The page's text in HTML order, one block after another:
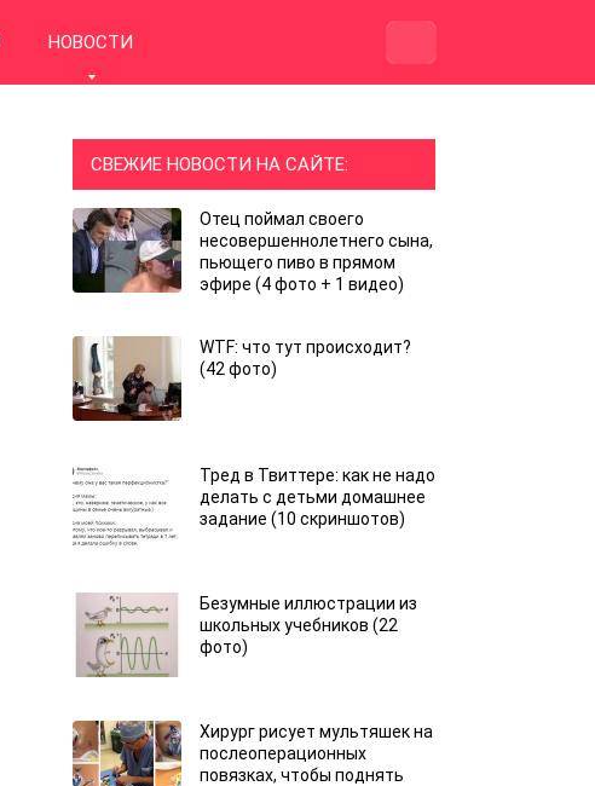
НОВОСТИ
СВЕЖИЕ НОВОСТИ НА САЙТЕ:
Отец поймал своего
несовершеннолетнего сына,
пьющего пиво в прямом
эфире (4 фото + 1 видео)
WTF: что тут происходит?
(42 фото)
Тред в Твиттере: как не надо
делать с детьми домашнее
задание (10 скриншотов)
Безумные иллюстрации из
школьных учебников (22
фото)
Хирург рисует мультяшек на
послеоперационных
повязках, чтобы поднять